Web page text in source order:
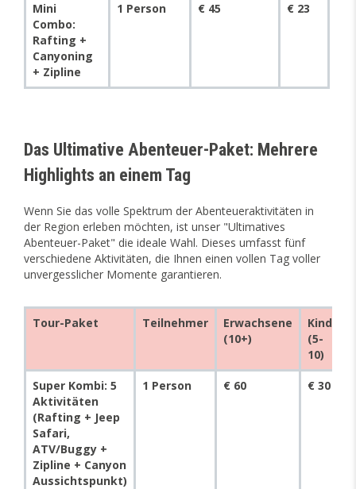
Mini
Combo:
Rafting +
Canyoning
+ Zipline
1 Person € 45 € 23
Das Ultimative Abenteuer-Paket: Mehrere
Highlights an einem Tag
Wenn Sie das volle Spektrum der Abenteueraktivitäten in
der Region erleben möchten, ist unser "Ultimatives
Abenteuer-Paket" die ideale Wahl. Dieses umfasst fünf
verschiedene Aktivitäten, die Ihnen einen vollen Tag voller
unvergesslicher Momente garantieren.
Tour-Paket Teilnehmer
Erwachsene
(10+)
Kind
(5-
10)
Super Kombi: 5
Aktivitäten
(Rafting + Jeep
Safari,
ATV/Buggy +
Zipline + Canyon
Aussichtspunkt)
1 Person € 60 € 30